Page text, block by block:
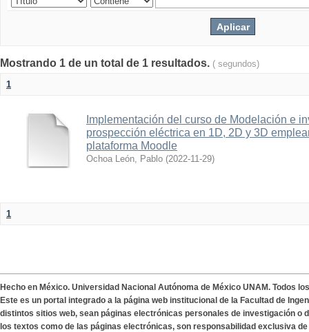
Mostrando 1 de un total de 1 resultados. ( segundos)
1
Implementación del curso de Modelación e
prospección eléctrica en 1D, 2D y 3D
plataforma Moodle
Ochoa León, Pablo (2022-11-29)
1
Hecho en México. Universidad Nacional Autónoma de México UNAM. Todos
Este es un portal integrado a la página web institucional de la Facultad de
distintos sitios web, sean páginas electrónicas personales de investigación o
los textos como de las páginas electrónicas, son responsabilidad exclusiva